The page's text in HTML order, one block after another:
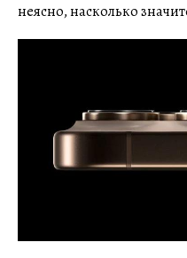
неясно, насколько